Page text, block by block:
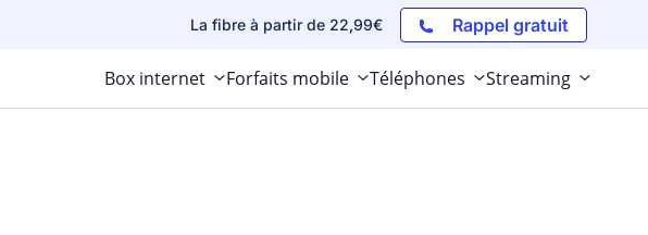
La fibre à partir de 22,99€ Rappel gratuit
Box internet Forfaits mobile Téléphones Streaming